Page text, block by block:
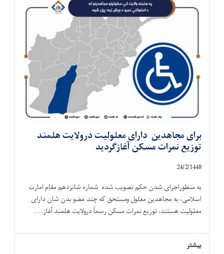
برای مجاهدین دارای معلولیت درولایت هلمند
توزیع نمرات مسکن آغازگردید
24/2/1448
به منظوراجرای شدن حکم تصویب شده شماره شانزدهم مقام امارت
اسلامی، به مجاهدین معلول ومستحق که چند عضو بدن شان دارای
معلولیت هستند، توزیع نمرات مسکن رسماً درولایت هلمند آغاز. . .
بیشتر